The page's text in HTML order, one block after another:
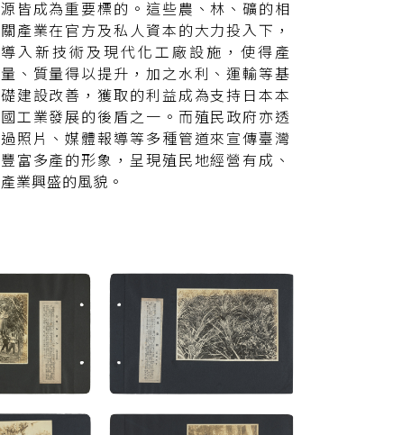
源皆成為重要標的。這些農、林、礦的相
關產業在官方及私人資本的大力投入下，
導入新技術及現代化工廠設施，使得產
量、質量得以提升，加之水利、運輸等基
礎建設改善，獲取的利益成為支持日本本
國工業發展的後盾之一。而殖民政府亦透
過照片、媒體報導等多種管道來宣傳臺灣
豐富多產的形象，呈現殖民地經營有成、
產業興盛的風貌。